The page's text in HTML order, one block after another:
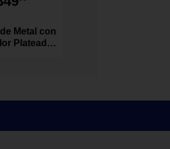
Metal con
Plateado